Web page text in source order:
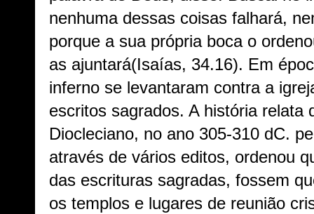
nenhuma dessas coisas falhará,
porque a sua própria boca o
as ajuntará( Isaías, 34.16). Em
inferno se levantaram contra a
escritos sagrados. A história relata
Diocleciano, no ano 305-310 dC.
através de vários editos, ordenou
das escrituras sagradas, fossem
os templos e lugares de reunião